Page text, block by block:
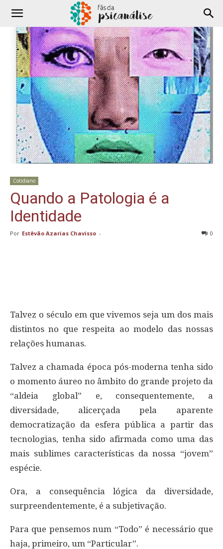
Cotidiano
Quando a Patologia é a
Identidade
Por Estêvão Azarias Chavisso - 0
Talvez o século em que vivemos seja um dos mais
distintos no que respeita ao modelo das nossas
relações humanas.
Talvez a chamada época pós-moderna tenha sido
o momento áureo no âmbito do grande projeto da
“aldeia global” e, consequentemente, a
diversidade, alicerçada pela aparente
democratização da esfera pública a partir das
tecnologias, tenha sido afirmada como uma das
mais sublimes características da nossa “jovem”
espécie.
Ora, a consequência lógica da diversidade,
surpreendentemente, é a subjetivação.
Para que pensemos num “Todo” é necessário que
haja, primeiro, um “Particular”.